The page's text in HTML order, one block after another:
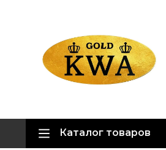
Каталог товаров